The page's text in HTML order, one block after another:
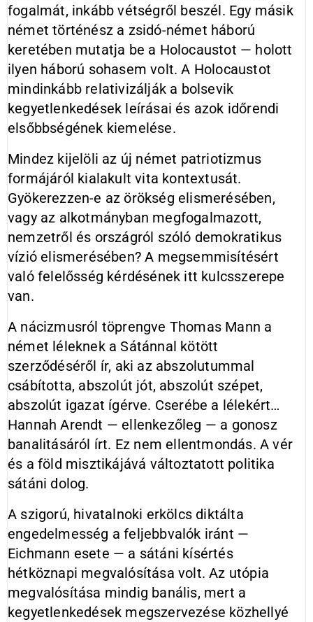
fogalmát, inkább vétségről beszél. Egy másik
német történész a zsidó-német háború
keretében mutatja be a Holocaustot — holott
ilyen háború sohasem volt. A Holocaustot
mindinkább relativizálják a bolsevik
kegyetlenkedések leírásai és azok időrendi
elsőbbségének kiemelése.
Mindez kijelöli az új német patriotizmus
formájáról kialakult vita kontextusát.
Gyökerezzen-e az örökség elismerésében,
vagy az alkotmányban megfogalmazott,
nemzetről és országról szóló demokratikus
vízió elismerésében? A megsemmisítésért
való felelősség kérdésének itt kulcsszerepe
van.
A nácizmusról töprengve Thomas Mann a
német léleknek a Sátánnal kötött
szerződéséről ír, aki az abszolutummal
csábította, abszolút jót, abszolút szépet,
abszolút igazat ígérve. Cserébe a lélekért…
Hannah Arendt — ellenkezőleg — a gonosz
banalitásáról írt. Ez nem ellentmondás. A vér
és a föld misztikájává változtatott politika
sátáni dolog.
A szigorú, hivatalnoki erkölcs diktálta
engedelmesség a feljebbvalók iránt —
Eichmann esete — a sátáni kísértés
hétköznapi megvalósítása volt. Az utópia
megvalósítása mindig banális, mert a
kegyetlenkedések megszervezése közhellyé